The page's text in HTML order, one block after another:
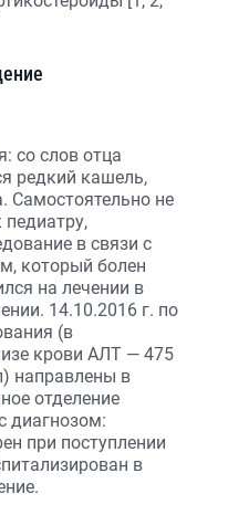
со слов отца
редкий кашель,
Самостоятельно не
педиатру,
в связи с
который болен
на лечении в
14.10.2016 г. по
(в
крови АЛТ — 475
направлены в
отделение
диагнозом:
при поступлении
в